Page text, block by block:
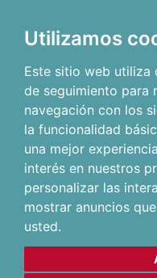
Utilizamos
Este sitio web utiliza
de seguimiento para
navegación con los
la funcionalidad
una mejor
interés en nuestros
personalizar las
mostrar anuncios
usted.